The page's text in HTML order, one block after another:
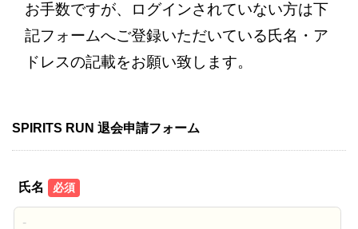
お手数ですが、ログインされていない方は下
記フォームへご登録いただいている氏名・ア
ドレスの記載をお願い致します。
SPIRITS RUN 退会申請フォーム
氏名 必須